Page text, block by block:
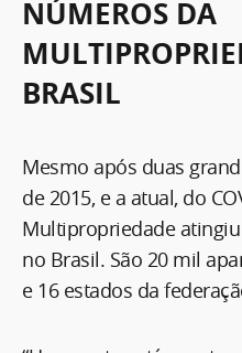
NÚMEROS DA
BRASIL
Mesmo após duas
de 2015, e a atual, do
Multipropriedade
no Brasil. São 20 mil
e 16 estados da